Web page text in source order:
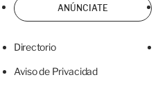
ANÚNCIATE
Directorio
Aviso de Privacidad